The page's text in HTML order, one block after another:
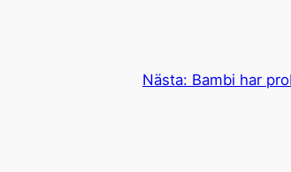
Nästa: Bambi har